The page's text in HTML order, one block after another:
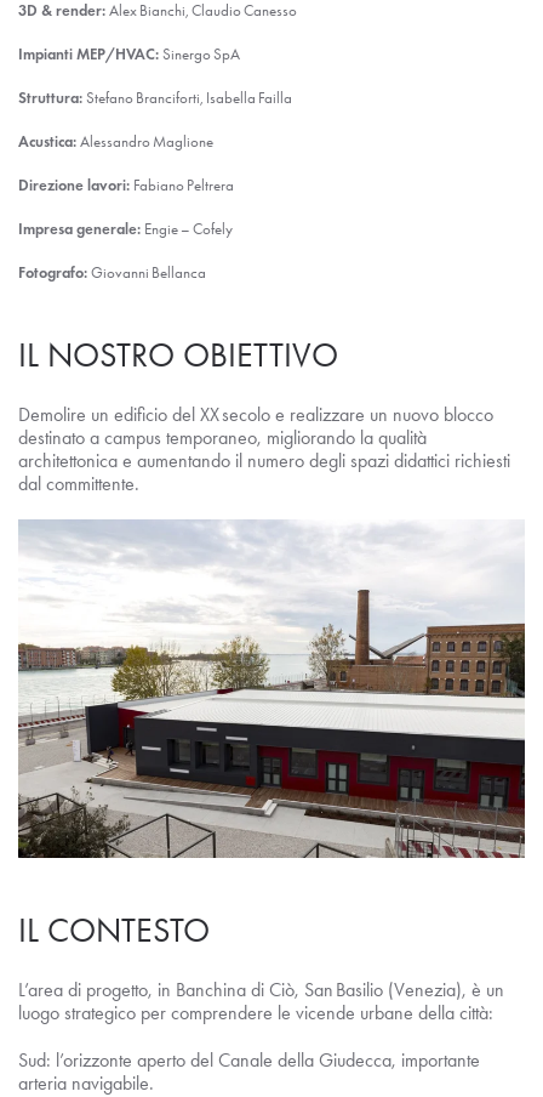
3D & render: Alex Bianchi, Claudio Canesso
Impianti MEP/HVAC: Sinergo SpA
Struttura: Stefano Branciforti, Isabella Failla
Acustica: Alessandro Maglione
Direzione lavori: Fabiano Peltrera
Impresa generale: Engie – Cofely
Fotografo: Giovanni Bellanca
IL NOSTRO OBIETTIVO
Demolire un edificio del XX secolo e realizzare un nuovo blocco
destinato a campus temporaneo, migliorando la qualità
architettonica e aumentando il numero degli spazi didattici richiesti
dal committente.
IL CONTESTO
L’area di progetto, in Banchina di Ciò, San Basilio (Venezia), è un
luogo strategico per comprendere le vicende urbane della città:
Sud: l’orizzonte aperto del Canale della Giudecca, importante
arteria navigabile.